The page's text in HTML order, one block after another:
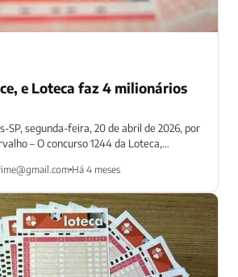
e Loteca faz 4 milionários
SP, segunda-feira, 20 de abril de 2026, por
– O concurso 1244 da Loteca,
Há 4 meses